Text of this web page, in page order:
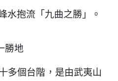
水抱流「九曲之勝」。
勝地
多個台階，是由武夷山